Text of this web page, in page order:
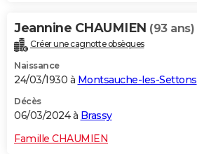
Jeannine CHAUMIEN (93 ans)
Créer une cagnotte obsèques
Naissance
24/03/1930 à Montsauche-les-Settons
Décès
06/03/2024 à Brassy
Famille CHAUMIEN